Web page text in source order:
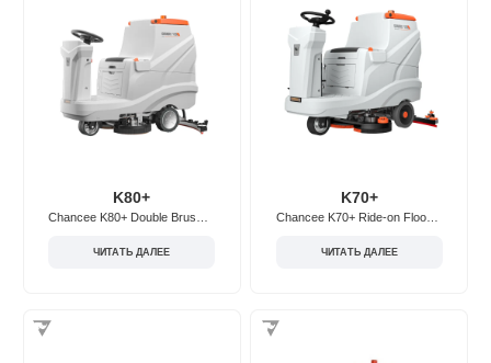
K80+
Chancee K80+ Double Brush Ride-on Floor Scrubber
ЧИТАТЬ ДАЛЕЕ
K70+
Chancee K70+ Ride-on Floor Scrubber
ЧИТАТЬ ДАЛЕЕ